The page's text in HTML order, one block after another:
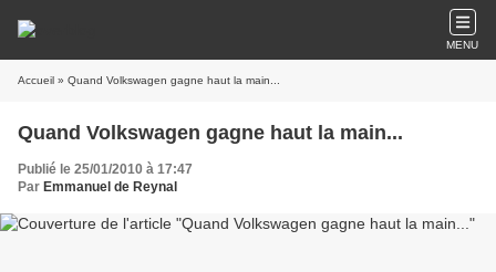
MENU
Accueil » Quand Volkswagen gagne haut la main...
Quand Volkswagen gagne haut la main...
Publié le 25/01/2010 à 17:47
Par Emmanuel de Reynal